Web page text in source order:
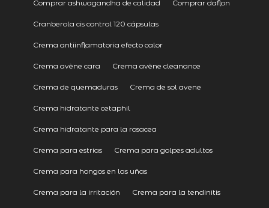
Comprar ashwagandha de calidad Comprar daflon
Cranberola cis control 120 cápsulas
Crema antiinflamatoria efecto calor
Crema avène cara Crema avène cleanance
Crema de quemaduras Crema de sol avene
Crema hidratante cetaphil
Crema hidratante para la rosacea
Crema para estrias Crema para golpes adultos
Crema para hongos en las uñas
Crema para la irritación Crema para la tendinitis